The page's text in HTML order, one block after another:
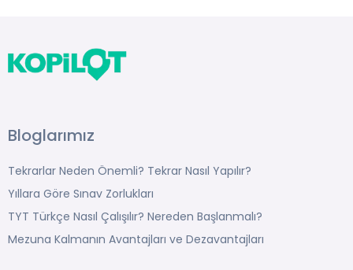
Bloglarımız
Tekrarlar Neden Önemli? Tekrar Nasıl Yapılır?
Yıllara Göre Sınav Zorlukları
TYT Türkçe Nasıl Çalışılır? Nereden Başlanmalı?
Mezuna Kalmanın Avantajları ve Dezavantajları